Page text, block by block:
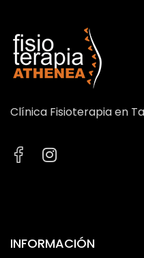
Clínica Fisioterapia en
INFORMACIÓN